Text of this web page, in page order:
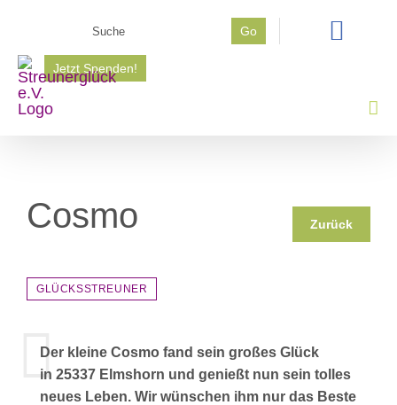
springen
Go
Jetzt Spenden!
Cosmo Zurück
GLÜCKSSTREUNER
Der kleine Cosmo fand sein großes Glück
in 25337 Elmshorn und genießt nun sein tolles
neues Leben. Wir wünschen ihm nur das Beste